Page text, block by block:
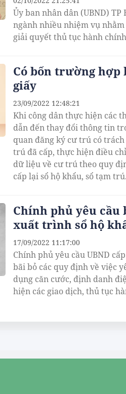
Ủy ban nhân dân (UBND)
ngành nhiều nhiệm vụ
giải quyết thủ tục hành
Có bốn trường hợp
giấy
Khi công dân thực hiện các
dẫn đến thay đổi thông tin
quan đăng ký cư trú có
trú đã cấp, thực hiện điều
dữ liệu về cư trú theo quy
cấp lại sổ hộ khẩu, sổ tạm trú.
23/09/2022 12:48:21
Chính phủ yêu cầu
xuất trình sổ hộ
Chính phủ yêu cầu UBND
bãi bỏ các quy định về việc
dụng căn cước, định danh
hiện các giao dịch, thủ tục
17/09/2022 11:17:00